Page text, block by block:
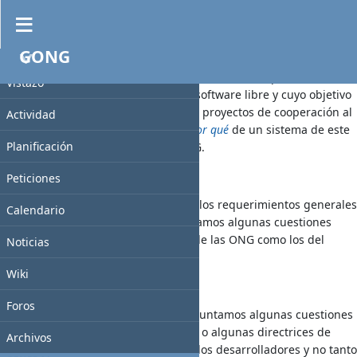
PROYECTO
Vistazo
Actividad
Planificación
Peticiones
Calendario
Noticias
Wiki
Foros
Archivos
GONG
{{toc}}
h1. Descripción
es una aplicación Web contruida en software libre y cuyo objetivo
es ayudar a las ONGD a la gestión de proyectos de cooperación al
por qué de un sistema de este
tipo y que ventajas aporta a una ONG.
h1. Cuestiones Funcionales
EnCuestiones Funcionales
apuntamos los requerimientos generales
de la aplicación y debatimos y apuntamos algunas cuestiones
funcionales, tanto los componentes de las ONG como los del
EnCuestiones Técnicas
debatimos y apuntamos algunas cuestiones
y soluciones técnicas, algunos trucos o algunas directrices de
codificación que son de interés para los desarrolladores y no tanto